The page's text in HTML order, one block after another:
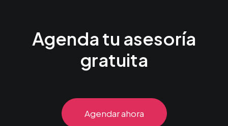
Agenda tu asesoría
gratuita
Agendar ahora